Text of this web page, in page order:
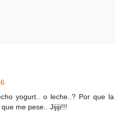
yogurt.. o leche..? Por que la
me pese.. Jijiji!!!